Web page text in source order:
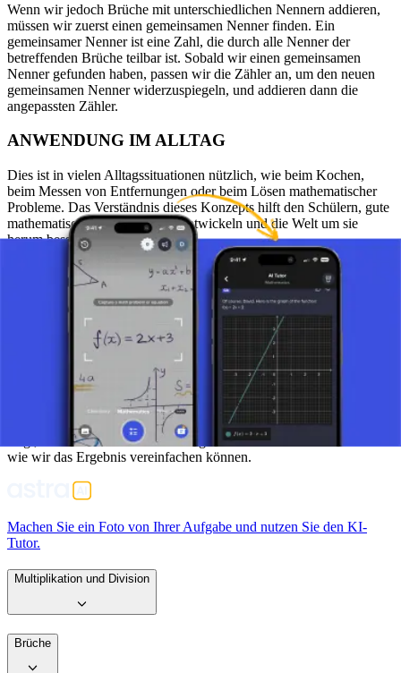
Wenn wir jedoch Brüche mit unterschiedlichen Nennern addieren,
müssen wir zuerst einen gemeinsamen Nenner finden. Ein
gemeinsamer Nenner ist eine Zahl, die durch alle Nenner der
betreffenden Brüche teilbar ist. Sobald wir einen gemeinsamen
Nenner gefunden haben, passen wir die Zähler an, um den neuen
gemeinsamen Nenner widerzuspiegeln, und addieren dann die
angepassten Zähler.
ANWENDUNG IM ALLTAG
Dies ist in vielen Alltagssituationen nützlich, wie beim Kochen,
beim Messen von Entfernungen oder beim Lösen mathematischer
Probleme. Das Verständnis dieses Konzepts hilft den Schülern, gute
mathematische Fähigkeiten zu entwickeln und die Welt um sie
herum besser zu verstehen.
BEISPIEL
Nehmen wir als praktisches Beispiel die Brüche 1/6 und 2/6. Da
beide Brüche denselben Nenner (6) haben, können wir einfach die
Zähler addieren:
1/6 + 2/6 = (1 + 2) / 6 = 3/6.
Nach dem Kürzen erhalten wir 1/2, was bedeutet, dass der
Gesamtwert der Brüche 1/6 und 2/6 gleich 1/2 ist. Dieses Beispiel
zeigt, wie einfach wir Brüche mit gleichen Nennern addieren und
wie wir das Ergebnis vereinfachen können.
Machen Sie ein Foto von Ihrer Aufgabe und nutzen Sie den KI-
Tutor.
Multiplikation und Division
Brüche